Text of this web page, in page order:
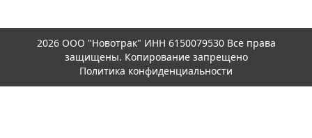
2026 ООО "Новотрак" ИНН 6150079530 Все права
защищены. Копирование запрещено
Политика конфиденциальности